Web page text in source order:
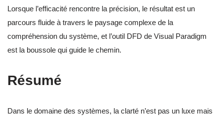
Lorsque l’efficacité rencontre la précision, le résultat est un
parcours fluide à travers le paysage complexe de la
compréhension du système, et l’outil DFD de Visual Paradigm
est la boussole qui guide le chemin.
Résumé
Dans le domaine des systèmes, la clarté n’est pas un luxe mais